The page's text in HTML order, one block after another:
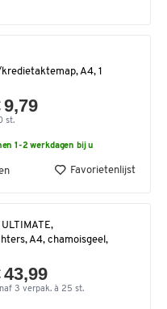
A4, 1
9,79
st.
1-2 werkdagen bij u
Favorietenlijst
A4, chamoisgeel,
3 verpak. à 25 st.